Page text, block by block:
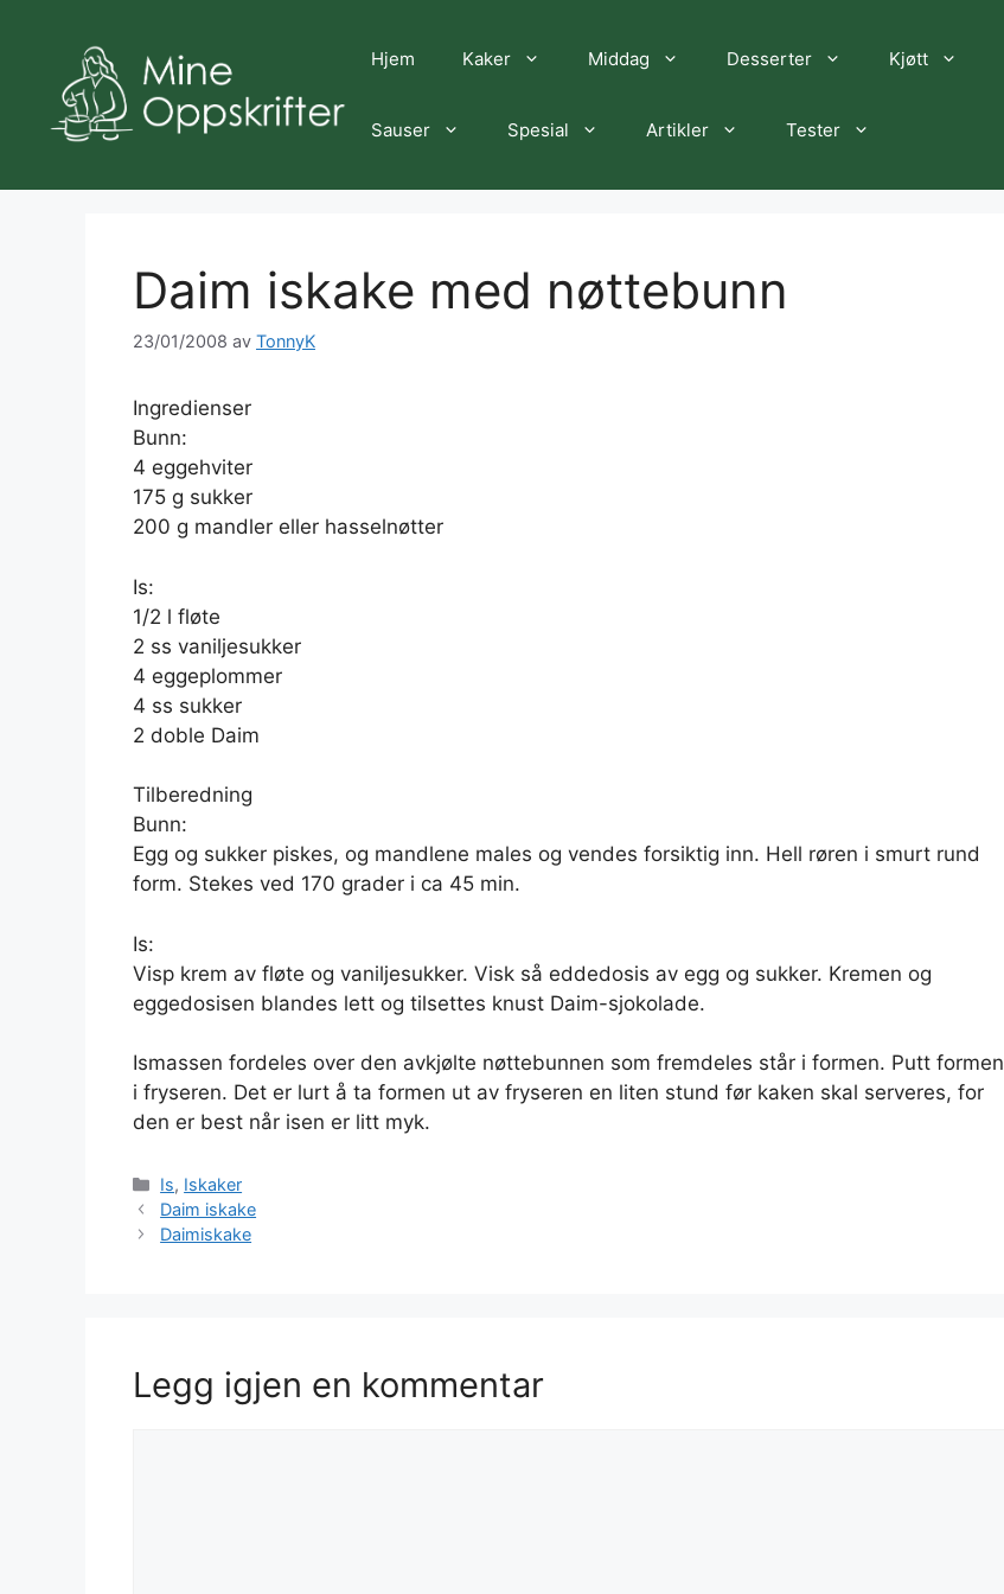
Hjem Kaker Middag Desserter Kjøtt
Sauser Spesial Artikler Tester
Daim iskake med nøttebunn
23/01/2008 av TonnyK
Ingredienser
Bunn:
4 eggehviter
175 g sukker
200 g mandler eller hasselnøtter
Is:
1/2 l fløte
2 ss vaniljesukker
4 eggeplommer
4 ss sukker
2 doble Daim
Tilberedning
Bunn:
Egg og sukker piskes, og mandlene males og vendes forsiktig inn. Hell røren i smurt rund
form. Stekes ved 170 grader i ca 45 min.
Is:
Visp krem av fløte og vaniljesukker. Visk så eddedosis av egg og sukker. Kremen og
eggedosisen blandes lett og tilsettes knust Daim-sjokolade.
Ismassen fordeles over den avkjølte nøttebunnen som fremdeles står i formen. Putt formen
i fryseren. Det er lurt å ta formen ut av fryseren en liten stund før kaken skal serveres, for
den er best når isen er litt myk.
Kategorier
Is, Iskaker
Daim iskake
Daimiskake
Legg igjen en kommentar